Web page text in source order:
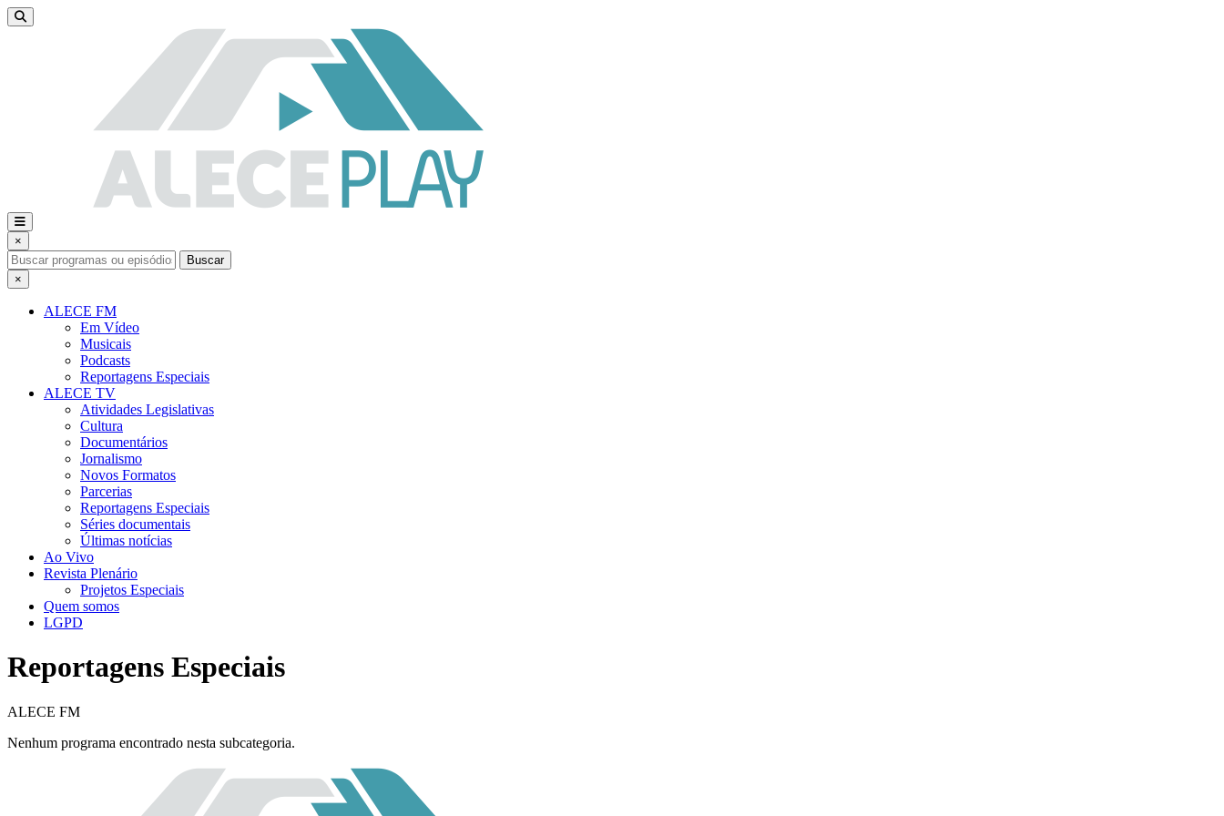
×
Buscar
×
ALECE FM
Em Vídeo
Musicais
Podcasts
Reportagens Especiais
ALECE TV
Atividades Legislativas
Cultura
Documentários
Jornalismo
Novos Formatos
Parcerias
Reportagens Especiais
Séries documentais
Últimas notícias
Ao Vivo
Revista Plenário
Projetos Especiais
Quem somos
LGPD
Reportagens Especiais
ALECE FM
Nenhum programa encontrado nesta subcategoria.